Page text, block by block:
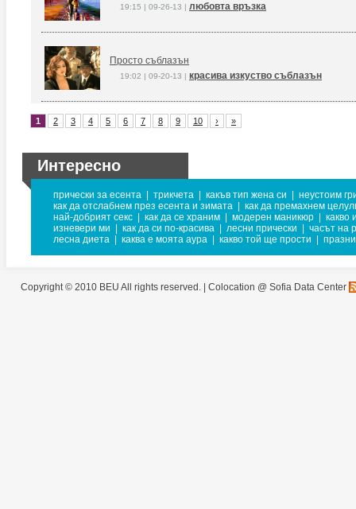
19:15 | 09-26-13 | любовта връзка
Просто съблазън
19:02 | 09-20-13 | красива изкуство съблазън
1 2 3 4 5 6 7 8 9 10 › »
Интересно
прически за есента трикчета какъв тип жена си
неустоим
как да отслабнем през есента и зимата
как да премахнем
най-добрият секс
как да се храним модерен маникюр
какво
изневери ми
как да си по-красива лесни прически
часът на
лесна диета
каква е моята аура какво той ще прости
Copyright © 2010 BEU All rights reserved. | Colocation @ Sofia Data Center